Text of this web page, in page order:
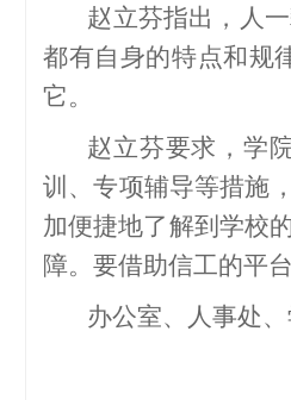
赵立芬指出，人
都有自身的特点和规
它。
赵立芬要求，学
训、专项辅导等措施
加便捷地了解到学校
障。要借助信工的平
办公室、人事处